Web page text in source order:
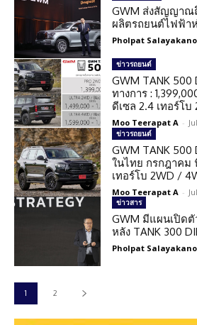
GWM ส่งสัญญาณ
ผลิตรถยนต์ไฟฟ้า
Pholpat
ข่าวรถยนต์
GWM TANK 500
ทางการ :
ดีเซล 2.4 เทอร์โ
Moo Teerapat A -
ข่าวรถยนต์
GWM TANK 500
ในไทย กรกฎาคม
เทอร์โบ 2WD /
Moo Teerapat A -
ข่าวสาร
GWM มีแผนเปิดตั
หลัง TANK 300
Pholpat
1 2